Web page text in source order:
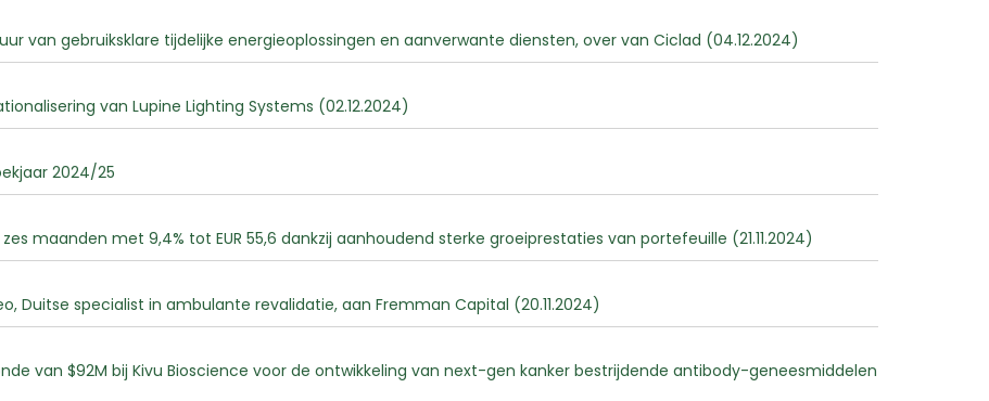
van gebruiksklare tijdelijke energieoplossingen en aanverwante diensten, over van Ciclad (04.12.2024)
van Lupine Lighting Systems (02.12.2024)
2024/25
maanden met 9,4% tot EUR 55,6 dankzij aanhoudend sterke groeiprestaties van portefeuille (21.11.2024)
Duitse specialist in ambulante revalidatie, aan Fremman Capital (20.11.2024)
van $92M bij Kivu Bioscience voor de ontwikkeling van next-gen kanker bestrijdende antibody-geneesmiddelen